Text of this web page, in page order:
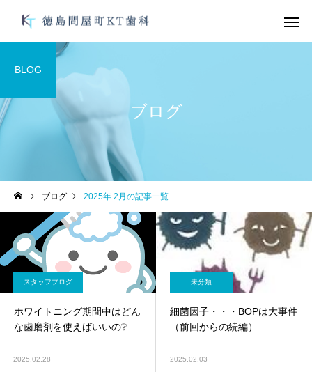
デュアルホワイトニン
グ
オフィスホワイトニン
グ
ブライダル
未分類
オーラルフレイル
お手軽にむし歯、歯周
防を！
ブログ
BLOG
ブログ 2025年 2月の記事一覧
スタッフブログ
ホワイトニング期間中はどん
な歯磨剤を使えばいいの❔
2025.02.28
未分類
細菌因子・・・BOPは大事件
（前回からの続編）
2025.02.03